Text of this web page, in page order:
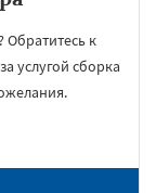
к
услугой сборка